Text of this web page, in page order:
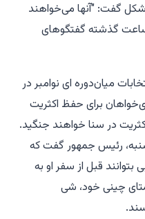
شکل گفت: "آنها می‌خواهند
کنند." او افزود که "طی ۲۴ ساعت گذشته گفتگوهای
میان‌دوره ای نوامبر در
برای حفظ اکثریت
در سنا خواهند جنگید.
رئیس جمهور گفت که
قبل از سفر او به
چینی خود، شی